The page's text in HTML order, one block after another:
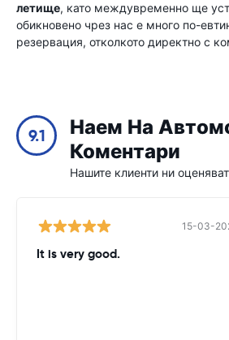
летище, като междувременно ще
обикновено чрез нас е много по-
резервация, отколкото директно с
9.1
Наем На
Коментари
Нашите клиенти ни
15-03-
It is very good.